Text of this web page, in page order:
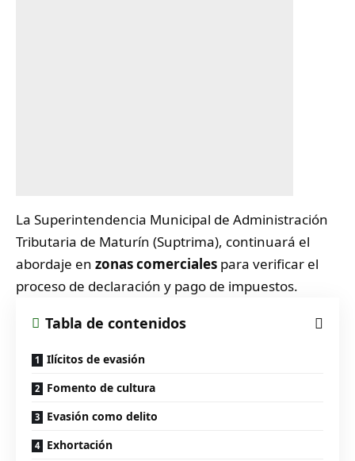
La Superintendencia Municipal de Administración
Tributaria de Maturín (Suptrima), continuará el
abordaje en zonas comerciales para verificar el
proceso de declaración y pago de impuestos.
Tabla de contenidos
Ilícitos de evasión
Fomento de cultura
Evasión como delito
Exhortación